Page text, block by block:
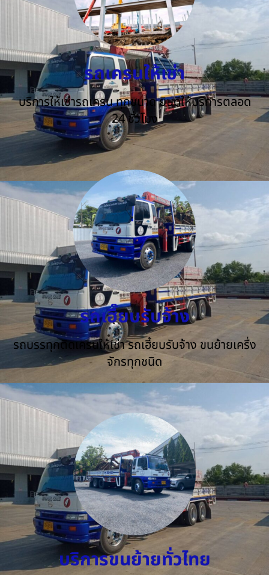
รถเครนให้เช่า
บริการให้เช่ารถเครน ทุกขนาด ยินดีให้บริการตลอด
24 ชั่วโมง
รถเฮี๊ยบรับจ้าง
รถบรรทุกติดเครนให้เช่า รถเฮี้ยบรับจ้าง ขนย้ายเครื่ง
จักรทุกชนิด
บริการขนย้ายทั่วไทย